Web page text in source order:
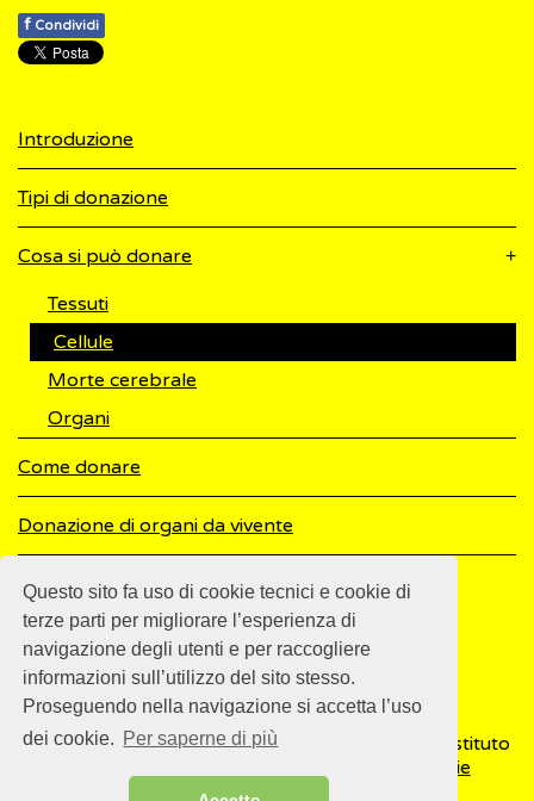
Questo sito fa uso di cookie tecnici e cookie di
terze parti per migliorare l’esperienza di
navigazione degli utenti e per raccogliere
informazioni sull’utilizzo del sito stesso.
Proseguendo nella navigazione si accetta l’uso
dei cookie. Per saperne di più
f Condividi
Introduzione
Tipi di donazione
Cosa si può donare
Tessuti
Cellule
Morte cerebrale
Organi
Come donare
Donazione di organi da vivente
Come funziona la donazione di organi
© 2018ISSalute - Sito sviluppato e gestito dall’Istituto
Cookie